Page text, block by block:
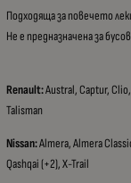
Подходяща за повечето
Не е предназначена за
Renault:Austral, Captur,
Talisman
Nissan:Almera, Almera
Qashqai (+2), X-Trail